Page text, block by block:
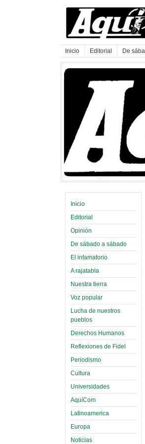
Inicio Editorial De
Inicio
Editorial
Opinión
De sábado a sábado
El infamatorio
A rajatabla
Nuestra tierra
Voz popular
Lucha de nuestros
pueblos
Derechos Humanos
Reflexiones de Fidel
Periodismo
Cultura
Universidades
AquíCom
Latinoamerica
Europa
Noticias